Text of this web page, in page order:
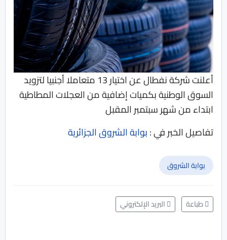
أعلنت شركة نفطال عن اختيار 13 متعاملا أجنبيا لتزويد
السوق الوطنية بكميات إضافية من العجلات المطاطية
ابتداء من شهر سبتمبر المقبل
تفاصيل الخبر في :بوابة الشروق الجزائرية
بوابة الشروق
طباعة البريد الإلكتروني